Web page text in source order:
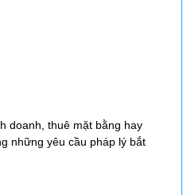
doanh, thuê mặt bằng hay
những yêu cầu pháp lý bắt